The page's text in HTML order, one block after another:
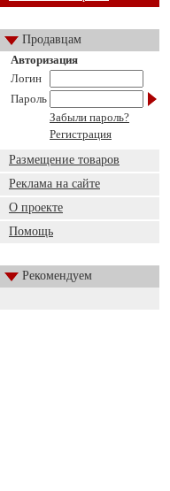
Продавцам
Авторизация
Логин
Пароль
Забыли пароль?
Регистрация
Размещение товаров
Реклама на сайте
О проекте
Помощь
Рекомендуем